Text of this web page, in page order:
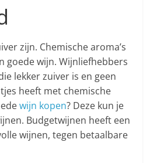
zijn. Chemische aroma’s
goede wijn. Wijnliefhebbers
lekker zuiver is en geen
heeft met chemische
wijn kopen? Deze kun je
Budgetwijnen heeft een
wijnen, tegen betaalbare